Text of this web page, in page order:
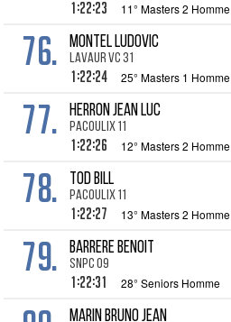
1:22:23 11° Masters 2 Homme
76. MONTEL Ludovic
Lavaur VC 31
1:22:24 25° Masters 1 Homme
77. HERRON Jean Luc
Pacoulix 11
1:22:26 12° Masters 2 Homme
78. TOD Bill
Pacoulix 11
1:22:27 13° Masters 2 Homme
79. BARRERE Benoit
SNPC 09
1:22:31 28° Seniors Homme
MARIN Bruno Jean